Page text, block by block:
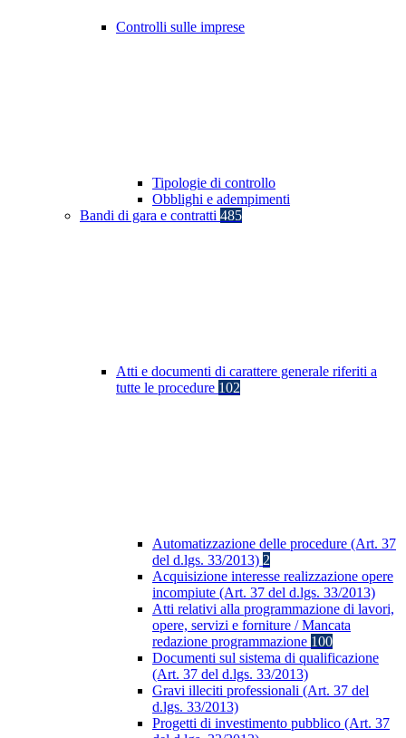
Controlli sulle imprese
Tipologie di controllo
Obblighi e adempimenti
Bandi di gara e contratti 485
Atti e documenti di carattere generale riferiti a
tutte le procedure 102
Automatizzazione delle procedure (Art. 37
del d.lgs. 33/2013) 2
Acquisizione interesse realizzazione opere
incompiute (Art. 37 del d.lgs. 33/2013)
Atti relativi alla programmazione di lavori,
opere, servizi e forniture / Mancata
redazione programmazione 100
Documenti sul sistema di qualificazione
(Art. 37 del d.lgs. 33/2013)
Gravi illeciti professionali (Art. 37 del
d.lgs. 33/2013)
Progetti di investimento pubblico (Art. 37